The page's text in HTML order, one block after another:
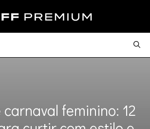
carnaval feminino: 12